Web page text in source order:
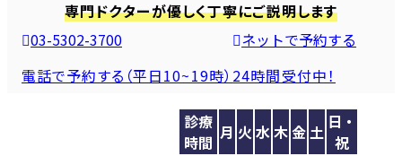
専門ドクターが優しく丁寧にご説明します
03-5302-3700
電話で予約する（平日10~19時）
ネットで予約する
24時間受付中！
診療
時間 月 火水木金土 日・
祝